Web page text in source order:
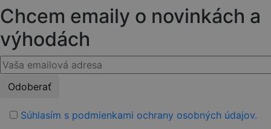
Chcem emaily o novinkách a
výhodách
Please
this Súhlasím s podmienkami ochrany osobných údajov.